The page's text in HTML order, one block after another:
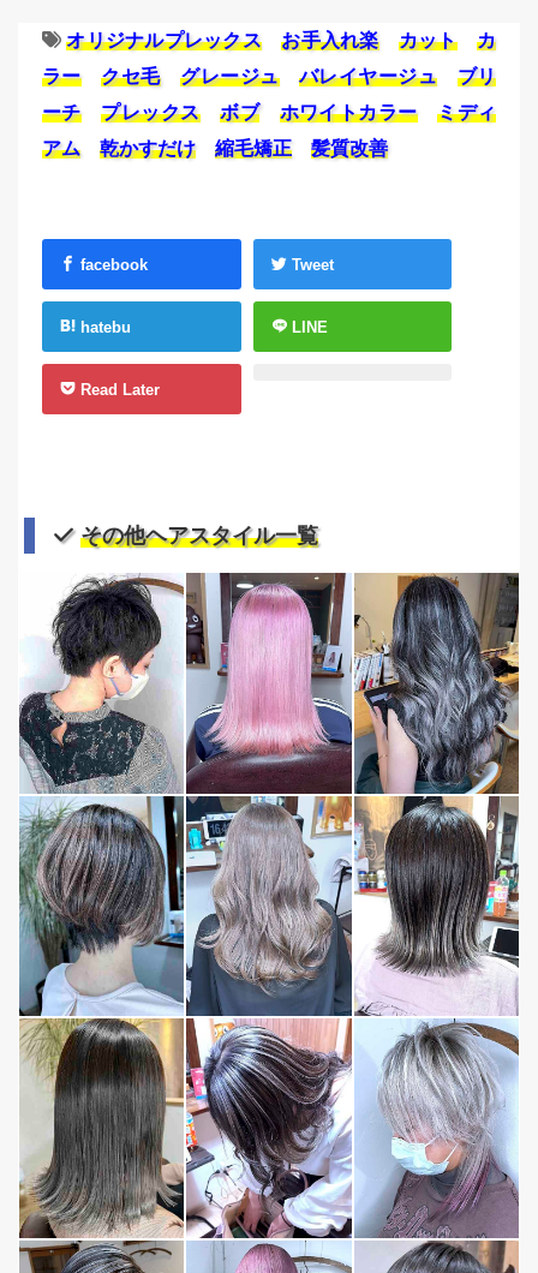
オリジナルプレックス お手入れ楽 カット
カ
ラー
クセ毛 グレージュ バレイヤージュ
ブリ
ーチ
プレックス ボブ ホワイトカラー
ミディ
アム
乾かすだけ 縮毛矯正 髪質改善
facebook Tweet
hatebu LINE
Read Later
その他ヘアスタイル一覧